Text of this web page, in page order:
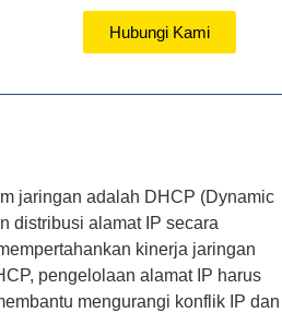
Hubungi Kami
jaringan adalah DHCP (Dynamic
distribusi alamat IP secara
kinerja jaringan
pengelolaan alamat IP harus
mengurangi konflik IP dan